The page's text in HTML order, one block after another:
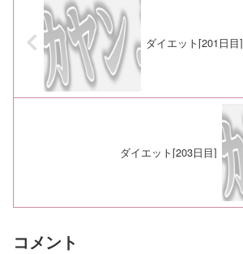
ダイエット[201日目]
ダイエット[203日目]
コメント